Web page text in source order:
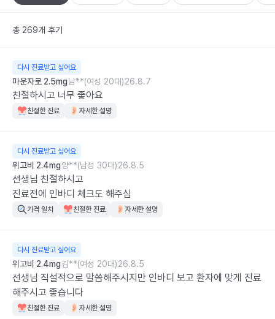
총 269개 후기
다시 진료받고 싶어요
마운자로 2.5mg남**(여성 20대)26.8.7
친절하시고 너무 좋아요
친절한 진료 자세한 설명
다시 진료받고 싶어요
위고비 2.4mg양**(남성 30대)26.8.5
선생님 친절하시고
진료전에 인바디 체크도 해주심
가격 일치 친절한 진료 자세한 설명
다시 진료받고 싶어요
위고비 2.4mg김**(여성 20대)26.8.5
선생님 직설적으로 말씀해주시지만 인바디 보고 환자에 맞게 진료
해주시고 좋습니다
친절한 진료 자세한 설명